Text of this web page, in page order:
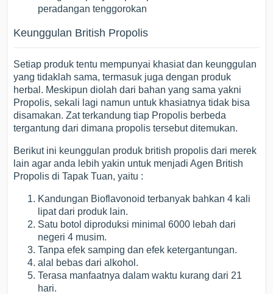
peradangan tenggorokan
Keunggulan British Propolis
Setiap produk tentu mempunyai khasiat dan keunggulan
yang tidaklah sama, termasuk juga dengan produk
herbal. Meskipun diolah dari bahan yang sama yakni
Propolis, sekali lagi namun untuk khasiatnya tidak bisa
disamakan. Zat terkandung tiap Propolis berbeda
tergantung dari dimana propolis tersebut ditemukan.
Berikut ini keunggulan produk british propolis dari merek
lain agar anda lebih yakin untuk menjadi Agen British
Propolis di Tapak Tuan, yaitu :
Kandungan Bioflavonoid terbanyak bahkan 4 kali
lipat dari produk lain.
Satu botol diproduksi minimal 6000 lebah dari
negeri 4 musim.
Tanpa efek samping dan efek ketergantungan.
alal bebas dari alkohol.
Terasa manfaatnya dalam waktu kurang dari 21
hari.